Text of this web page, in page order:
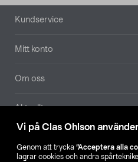
Vi på Clas Ohlson
Genom att trycka ”Acceptera alla
lagrar cookies och andra
Sidfot
Kundservice
Mitt konto
Om oss
Aktuellt